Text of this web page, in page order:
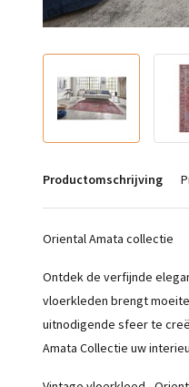
Productomschrijving
Oriental Amata collectie
Ontdek de verfijnde
vloerkleden brengt
uitnodigende sfeer te
Amata Collectie uw